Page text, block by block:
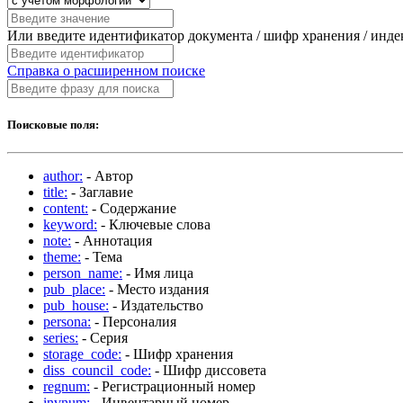
Или введите идентификатор документа / шифр хранения /
Справка о расширенном поиске
Поисковые поля:
author: - Автор
title: - Заглавие
content: - Содержание
keyword: - Ключевые слова
note: - Аннотация
theme: - Тема
person_name: - Имя лица
pub_place: - Место издания
pub_house: - Издательство
persona: - Персоналия
series: - Серия
storage_code: - Шифр хранения
diss_council_code: - Шифр диссовета
regnum: - Регистрационный номер